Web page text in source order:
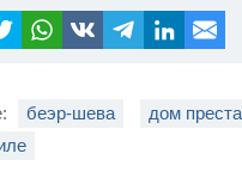
беэр-шева
дом